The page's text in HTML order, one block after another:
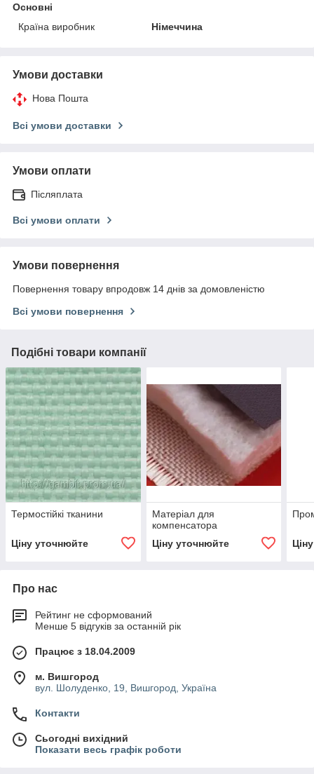
Основні
Країна виробник
Німеччина
Умови доставки
Нова Пошта
Всі умови доставки
Умови оплати
Післяплата
Всі умови оплати
Умови повернення
Повернення товару впродовж 14 днів за домовленістю
Всі умови повернення
Подібні товари компанії
Термостійкі тканини
Ціну уточнюйте
Матеріал для
компенсатора
Ціну уточнюйте
Про нас
Рейтинг не сформований
Менше 5 відгуків за останній рік
Працює з 18.04.2009
м. Вишгород
вул. Шолуденко, 19, Вишгород, Україна
Контакти
Сьогодні вихідний
Показати весь графік роботи